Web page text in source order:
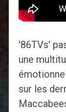
'86TVs'
une
sur les